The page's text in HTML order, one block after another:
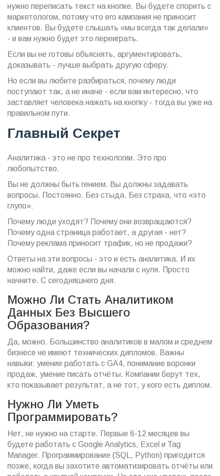
нужно переписать текст на кнопке. Вы будете спорить с
маркетологом, потому что его кампания не приносит
клиентов. Вы будете слышать «мы всегда так делали»
- и вам нужно будет это переиграть.
Если вы не готовы объяснять, аргументировать,
доказывать - лучше выбрать другую сферу.
Но если вы любите разбираться, почему люди
поступают так, а не иначе - если вам интересно, что
заставляет человека нажать на кнопку - тогда вы уже на
правильном пути.
Главный Секрет
Аналитика - это не про технологии. Это про
любопытство.
Вы не должны быть гением. Вы должны задавать
вопросы. Постоянно. Без стыда. Без страха, что «это
глупо».
Почему люди уходят? Почему они возвращаются?
Почему одна страница работает, а другая - нет?
Почему реклама приносит трафик, но не продажи?
Ответы на эти вопросы - это и есть аналитика. И их
можно найти, даже если вы начали с нуля. Просто
начните. С сегодняшнего дня.
Можно Ли Стать Аналитиком
Данных Без Высшего
Образования?
Да, можно. Большинство аналитиков в малом и среднем
бизнесе не имеют технических дипломов. Важны
навыки: умение работать с GA4, понимание воронки
продаж, умение писать отчёты. Компании берут тех,
кто показывает результат, а не тот, у кого есть диплом.
Нужно Ли Уметь
Программировать?
Нет, не нужно на старте. Первые 6-12 месяцев вы
будете работать с Google Analytics, Excel и Tag
Manager. Программирование (SQL, Python) пригодится
позже, когда вы захотите автоматизировать отчёты или